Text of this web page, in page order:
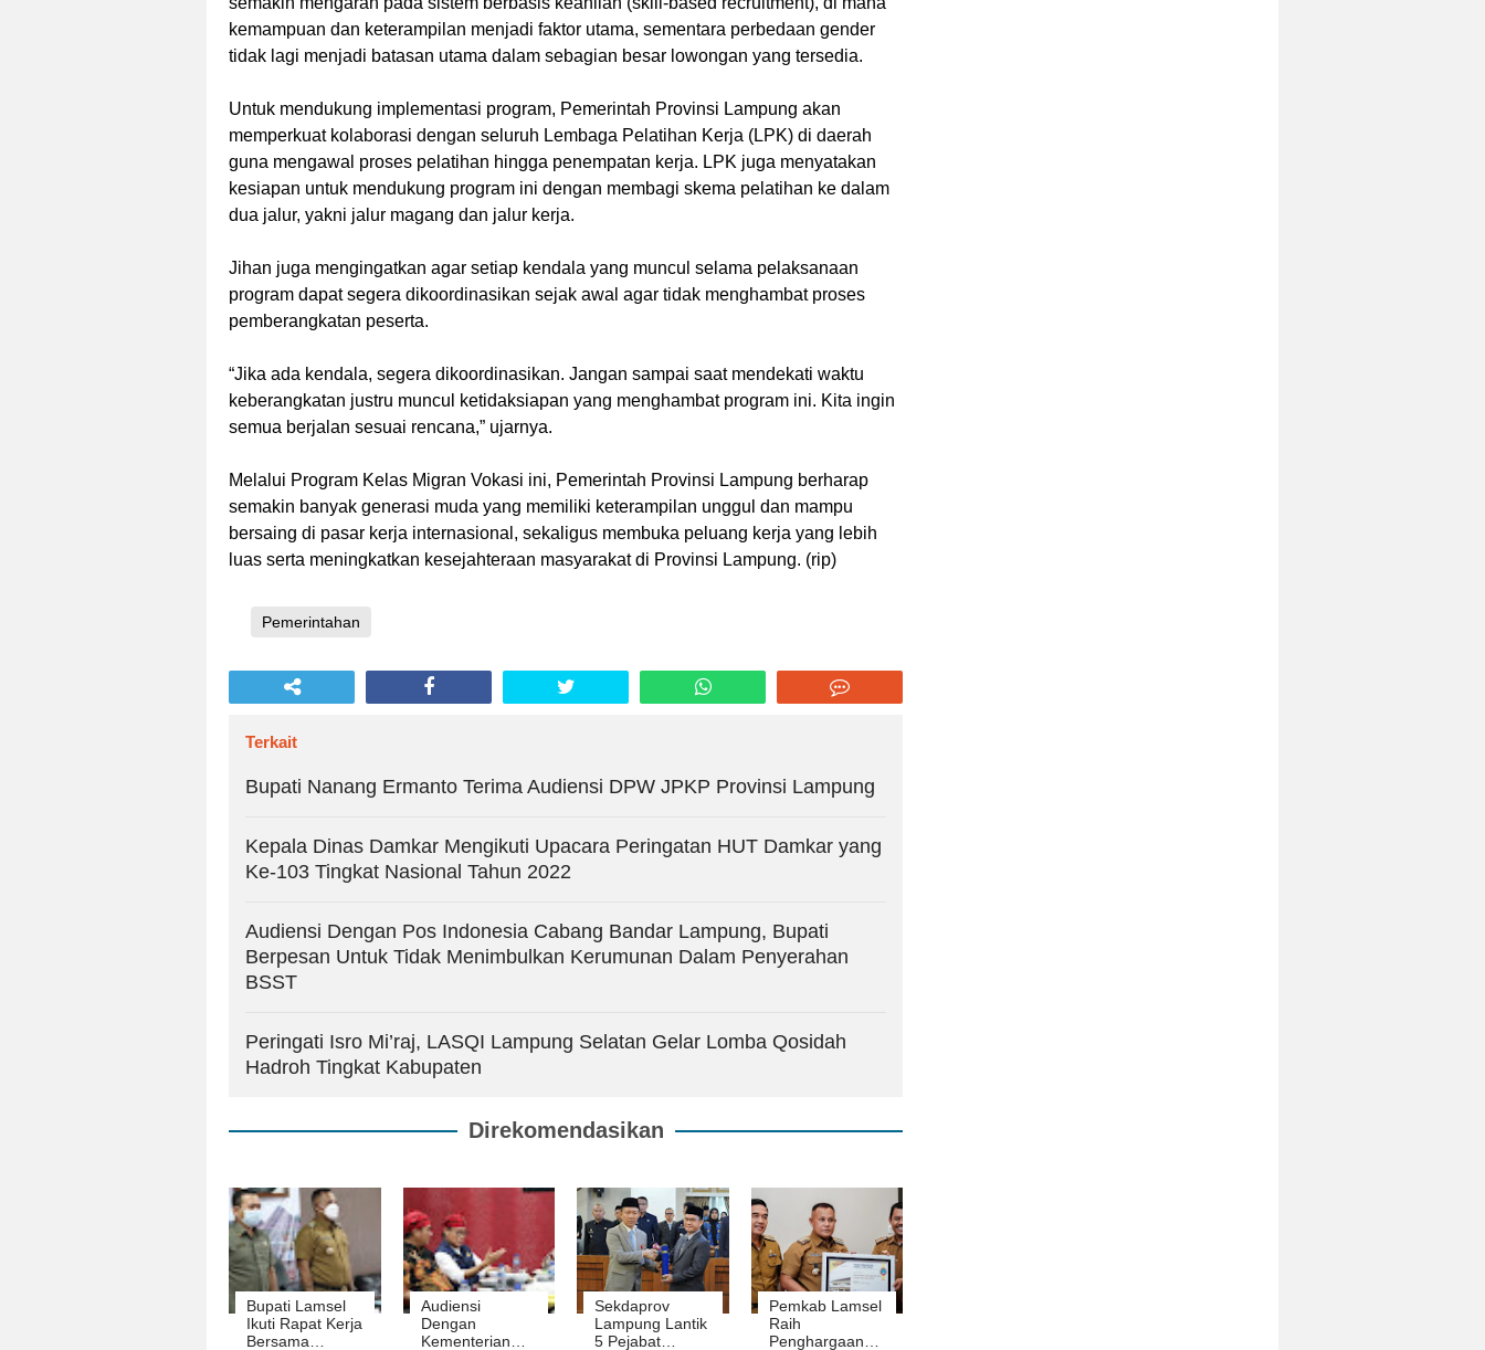
kemampuan dan keterampilan menjadi faktor utama, sementara perbedaan gender
tidak lagi menjadi batasan utama dalam sebagian besar lowongan yang tersedia.
Untuk mendukung implementasi program, Pemerintah Provinsi Lampung akan
memperkuat kolaborasi dengan seluruh Lembaga Pelatihan Kerja (LPK) di daerah
guna mengawal proses pelatihan hingga penempatan kerja. LPK juga menyatakan
kesiapan untuk mendukung program ini dengan membagi skema pelatihan ke dalam
dua jalur, yakni jalur magang dan jalur kerja.
Jihan juga mengingatkan agar setiap kendala yang muncul selama pelaksanaan
program dapat segera dikoordinasikan sejak awal agar tidak menghambat proses
pemberangkatan peserta.
“Jika ada kendala, segera dikoordinasikan. Jangan sampai saat mendekati waktu
keberangkatan justru muncul ketidaksiapan yang menghambat program ini. Kita ingin
semua berjalan sesuai rencana,” ujarnya.
Melalui Program Kelas Migran Vokasi ini, Pemerintah Provinsi Lampung berharap
semakin banyak generasi muda yang memiliki keterampilan unggul dan mampu
bersaing di pasar kerja internasional, sekaligus membuka peluang kerja yang lebih
luas serta meningkatkan kesejahteraan masyarakat di Provinsi Lampung. (rip)
Pemerintahan
Terkait
Bupati Nanang Ermanto Terima Audiensi DPW JPKP Provinsi Lampung
Kepala Dinas Damkar Mengikuti Upacara Peringatan HUT Damkar yang
Ke-103 Tingkat Nasional Tahun 2022
Audiensi Dengan Pos Indonesia Cabang Bandar Lampung, Bupati
Berpesan Untuk Tidak Menimbulkan Kerumunan Dalam Penyerahan
BSST
Peringati Isro Mi’raj, LASQI Lampung Selatan Gelar Lomba Qosidah
Hadroh Tingkat Kabupaten
Direkomendasikan
Bupati Lamsel
Ikuti Rapat Kerja
Bersama
Audiensi
Dengan
Kementerian
Sekdaprov
Lampung Lantik
5 Pejabat
Pemkab Lamsel
Raih
Penghargaan